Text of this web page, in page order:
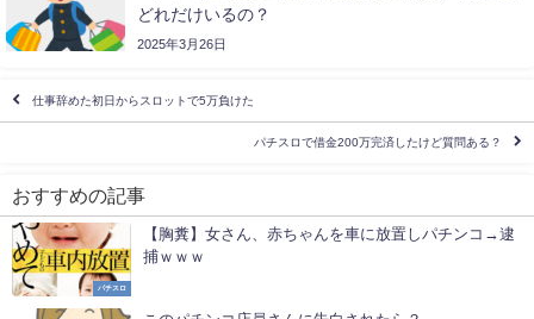
どれだけいるの？
2025年3月26日
仕事辞めた初日からスロットで5万負けた
パチスロで借金200万完済したけど質問ある？
おすすめの記事
パチスロ
【胸糞】女さん、赤ちゃんを車に放置しパチンコ→逮
捕ｗｗｗ